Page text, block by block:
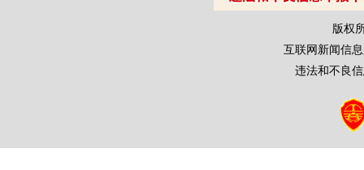
版权
互联网新闻信
违法和不良信